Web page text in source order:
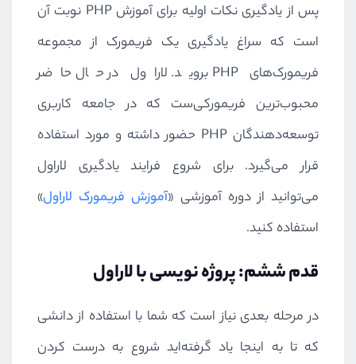
پس از یادگیری نکات اولیه برای آموزشPHP نوبت آن
است که سراغ یادگیری یک فریمورک از مجموعه
فریمورک‌هایPHP بروید. لاراول در حال حاضر
محبوب‌ترین فریمورکی‌ست که در جامعه کاربری
توسعه‌دهندگان PHP حضور داشته و مورد استفاده
قرار می‌گیرد. برای شروع فرایند یادگیری لاراول
می‌توانید از دوره آموزشی «آموزش فریمورک لاراول»
استفاده کنید.
قدم ششم: پروژه نویسی با لاراول
در مرحله بعدی نیاز است که شما با استفاده از دانشی
که تا به اینجا یاد گرفته‌اید شروع به درست کردن